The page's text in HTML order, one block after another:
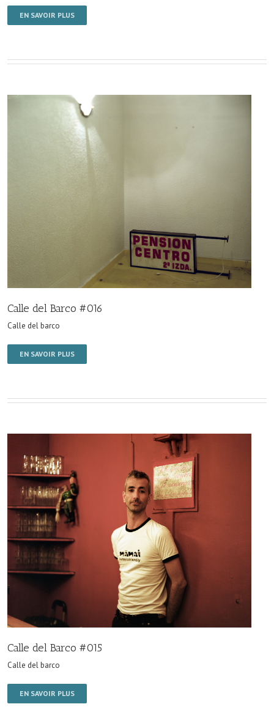
EN SAVOIR PLUS
Calle del Barco #016
Calle del barco
EN SAVOIR PLUS
Calle del Barco #015
Calle del barco
EN SAVOIR PLUS